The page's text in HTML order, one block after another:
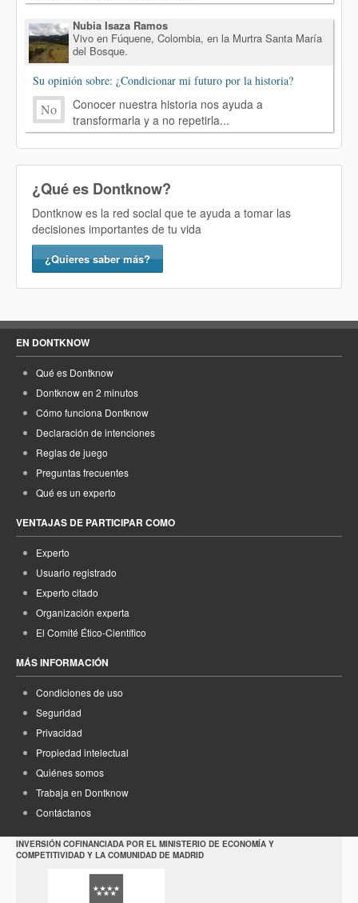
Nubia Isaza Ramos
Vivo en Fúquene, Colombia, en la Murtra Santa María
del Bosque.
Su opinión sobre: ¿Condicionar mi futuro por la historia?
No
Conocer nuestra historia nos ayuda a
transformarla y a no repetirla...
¿Qué es Dontknow?
Dontknow es la red social que te ayuda a tomar las
decisiones importantes de tu vida
¿Quieres saber más?
EN DONTKNOW
Qué es Dontknow
Dontknow en 2 minutos
Cómo funciona Dontknow
Declaración de intenciones
Reglas de juego
Preguntas frecuentes
Qué es un experto
VENTAJAS DE PARTICIPAR COMO
Experto
Usuario registrado
Experto citado
Organización experta
El Comité Ético-Científico
MÁS INFORMACIÓN
Condiciones de uso
Seguridad
Privacidad
Propiedad intelectual
Quiénes somos
Trabaja en Dontknow
Contáctanos
INVERSIÓN COFINANCIADA POR EL MINISTERIO DE ECONOMÍA Y
COMPETITIVIDAD Y LA COMUNIDAD DE MADRID